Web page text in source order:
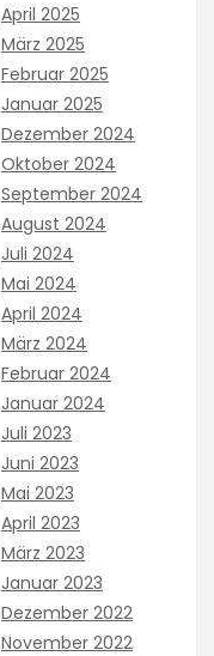
April 2025
März 2025
Februar 2025
Januar 2025
Dezember 2024
Oktober 2024
September 2024
August 2024
Juli 2024
Mai 2024
April 2024
März 2024
Februar 2024
Januar 2024
Juli 2023
Juni 2023
Mai 2023
April 2023
März 2023
Januar 2023
Dezember 2022
November 2022